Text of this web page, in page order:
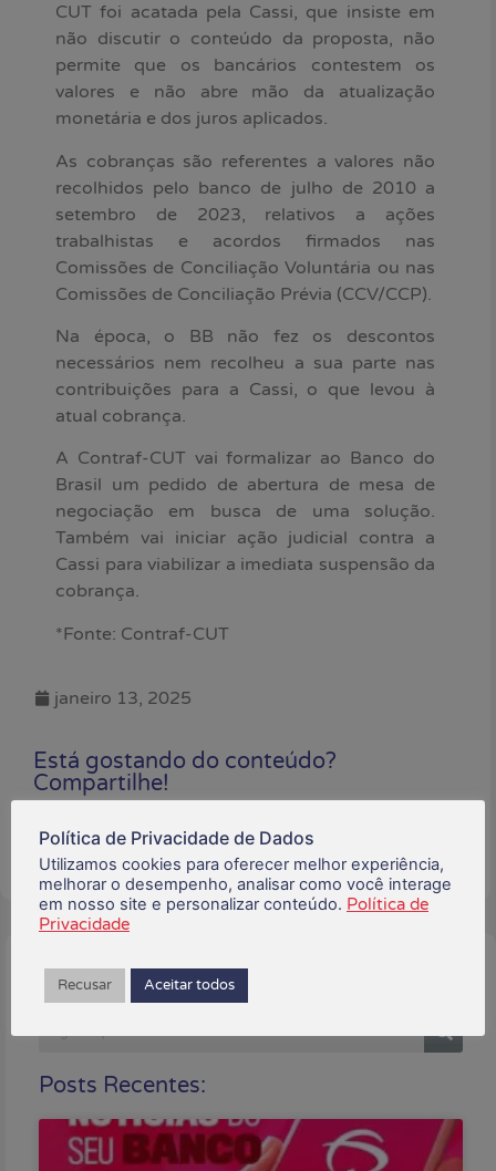
CUT foi acatada pela Cassi, que insiste em
não discutir o conteúdo da proposta, não
permite que os bancários contestem os
valores e não abre mão da atualização
monetária e dos juros aplicados.
As cobranças são referentes a valores não
recolhidos pelo banco de julho de 2010 a
setembro de 2023, relativos a ações
trabalhistas e acordos firmados nas
Comissões de Conciliação Voluntária ou nas
Comissões de Conciliação Prévia (CCV/CCP).
Na época, o BB não fez os descontos
necessários nem recolheu a sua parte nas
contribuições para a Cassi, o que levou à
atual cobrança.
A Contraf-CUT vai formalizar ao Banco do
Brasil um pedido de abertura de mesa de
negociação em busca de uma solução.
Também vai iniciar ação judicial contra a
Cassi para viabilizar a imediata suspensão da
cobrança.
*Fonte: Contraf-CUT
janeiro 13, 2025
Está gostando do conteúdo?
Compartilhe!
Buscar:
Posts Recentes:
Política de Privacidade de Dados
Utilizamos cookies para oferecer melhor experiência,
melhorar o desempenho, analisar como você interage
em nosso site e personalizar conteúdo. Política de
Privacidade
Recusar Aceitar todos